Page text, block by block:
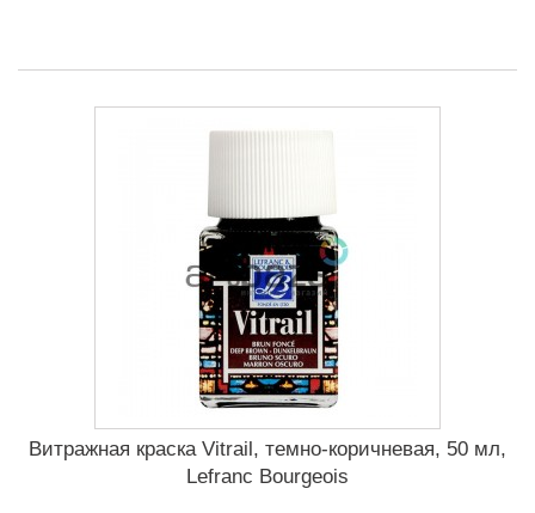
Витражная краска Vitrail, темно-коричневая, 50 мл,
Lefranc Bourgeois